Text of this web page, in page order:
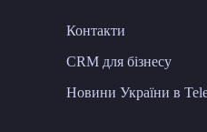
Контакти
CRM для бізнесу
Новини України в